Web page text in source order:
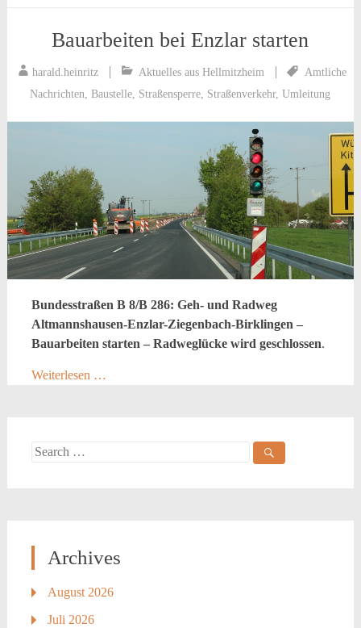
Bauarbeiten bei Enzlar starten
harald.heinritz Aktuelles aus Hellmitzheim
Amtliche
Nachrichten,Baustelle, Straßensperre, Straßenverkehr,Umleitung
Bundesstraßen B 8/B 286: Geh- und Radweg
Altmannshausen-Enzlar-Ziegenbach-Birklingen –
Bauarbeiten starten – Radweglücke wird geschlossen.
Weiterlesen …
Search
Archives
August 2026
Juli 2026